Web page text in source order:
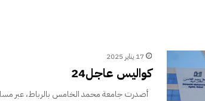
17 يناير 2025
كواليس عاجل24
أصدرت جامعة محمد الخامس بالرباط، عبر